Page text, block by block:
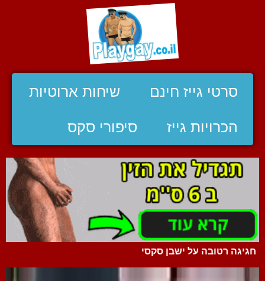
סרטי גייז חינם שיחות ארוטיות
הכרויות גייז סיפורי סקס
חגיגה רטובה על ישבן סקסי